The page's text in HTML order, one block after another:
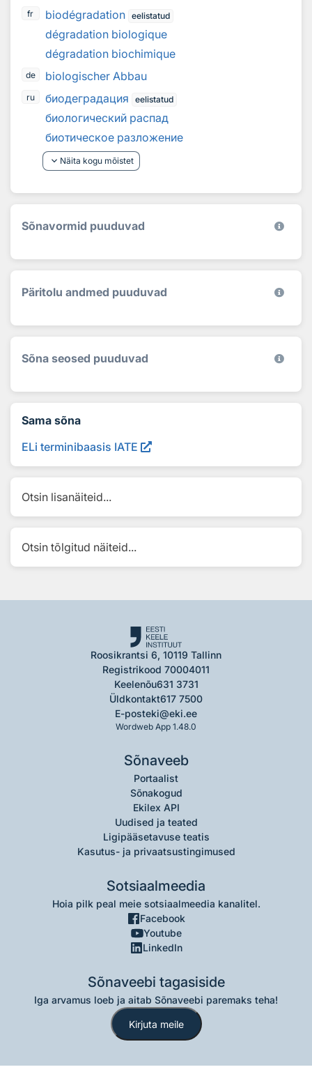
fr biodégradation eelistatud
dégradation biologique
dégradation biochimique
de biologischer Abbau
ru биодеградация eelistatud
биологический распад
биотическое разложение
keyboard_arrow_down Näita kogu mõistet
Sõnavormid puuduvad
Päritolu andmed puuduvad
Sõna seosed puuduvad
Sama sõna
ELi terminibaasis IATE
Otsin lisanäiteid...
Otsin tõlgitud näiteid...
Roosikrantsi 6, 10119 Tallinn
Registrikood 70004011
Keelenõu631 3731
Üldkontakt617 7500
E-posteki@eki.ee
Wordweb App 1.48.0
Sõnaveeb
Portaalist
Sõnakogud
Ekilex API
Uudised ja teated
Ligipääsetavuse teatis
Kasutus- ja privaatsustingimused
Sotsiaalmeedia
Hoia pilk peal meie sotsiaalmeedia kanalitel.
Facebook
Youtube
LinkedIn
Sõnaveebi tagasiside
Iga arvamus loeb ja aitab Sõnaveebi paremaks teha!
Kirjuta meile